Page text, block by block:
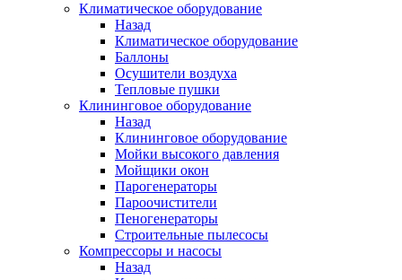
Климатическое оборудование
Назад
Климатическое оборудование
Баллоны
Осушители воздуха
Тепловые пушки
Клининговое оборудование
Назад
Клининговое оборудование
Мойки высокого давления
Мойщики окон
Парогенераторы
Пароочистители
Пеногенераторы
Строительные пылесосы
Компрессоры и насосы
Назад